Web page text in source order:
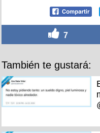
7
También te gustará: